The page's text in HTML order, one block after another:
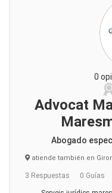
0
Advocat
Abogado
atiende también en
3 Respuestas 0 Guías